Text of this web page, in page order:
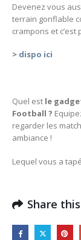
Devenez vous
terrain gonflable
crampons et c’est
> dispo ici
Quel est le
Football ?
regarder les
ambiance !
Lequel vous a
Share